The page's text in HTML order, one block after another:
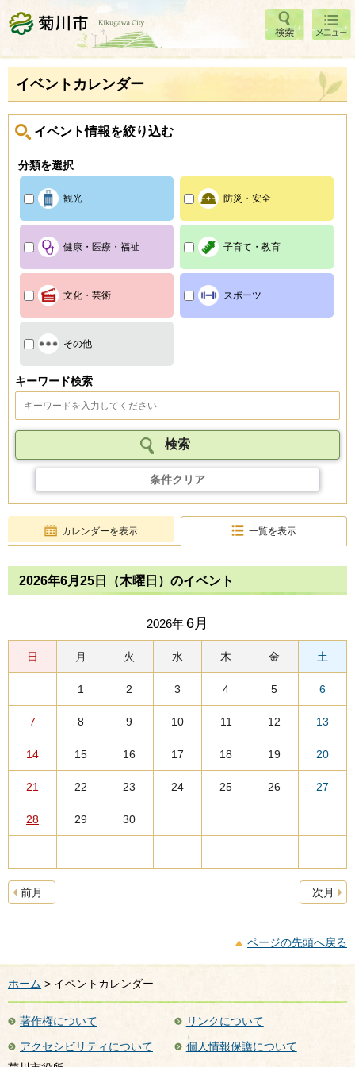
菊川市 検索
メニ
ュー
イベントカレンダー
イベント情報を絞り込む
分類を選択
観光 防災・安全
健康・医療・福祉 子育て・教育
文化・芸術 スポーツ
その他
キーワード検索
条件クリア
カレンダーを表示 一覧を表示
2026年6月25日（木曜日）のイベント
2026年 6月
日 月 火 水 木 金 土
1 2 3 4 5 6
7 8 9 10 11 12 13
14 15 16 17 18 19 20
21 22 23 24 25 26 27
28 29 30
前月 次月
ページの先頭へ戻る
ホーム > イベントカレンダー
著作権について
リンクについて
アクセシビリティについて
個人情報保護について